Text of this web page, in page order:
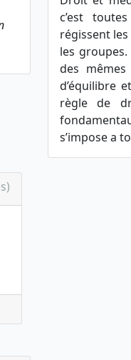
c’est
régissent
les
des
d’équilibre
règle de
s’impose a